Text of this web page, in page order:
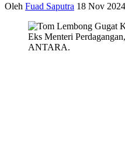
Oleh Fuad Saputra 18 Nov
Eks Menteri
ANTARA.